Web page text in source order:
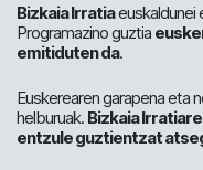
Bizkaia Irratiaeuskaldunei
Programazino guztia
emitiduten da.
Euskerearen garapena eta
helburuak. Bizkaia
entzule guztientzat